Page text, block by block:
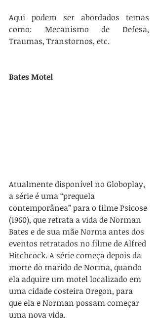
Aqui podem ser abordados temas
como: Mecanismo de Defesa,
Traumas, Transtornos, etc.
Bates Motel
Atualmente disponível no Globoplay,
a série é uma “prequela
contemporânea” para o filme Psicose
(1960), que retrata a vida de Norman
Bates e de sua mãe Norma antes dos
eventos retratados no filme de Alfred
Hitchcock. A série começa depois da
morte do marido de Norma, quando
ela adquire um motel localizado em
uma cidade costeira Oregon, para
que ela e Norman possam começar
uma nova vida.